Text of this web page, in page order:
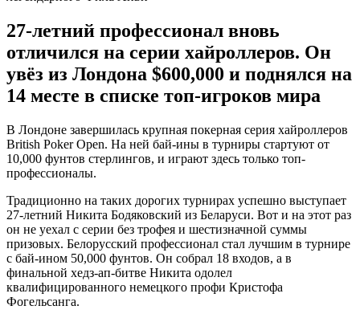
27-летний профессионал вновь
отличился на серии хайроллеров. Он
увёз из Лондона $600,000 и поднялся на
14 месте в списке топ-игроков мира
В Лондоне завершилась крупная покерная серия хайроллеров
British Poker Open. На ней бай-ины в турниры стартуют от
10,000 фунтов стерлингов, и играют здесь только топ-
профессионалы.
Традиционно на таких дорогих турнирах успешно выступает
27-летний Никита Бодяковский из Беларуси. Вот и на этот раз
он не уехал с серии без трофея и шестизначной суммы
призовых. Белорусский профессионал стал лучшим в турнире
с бай-ином 50,000 фунтов. Он собрал 18 входов, а в
финальной хедз-ап-битве Никита одолел
квалифицированного немецкого профи Кристофа
Фогельсанга.